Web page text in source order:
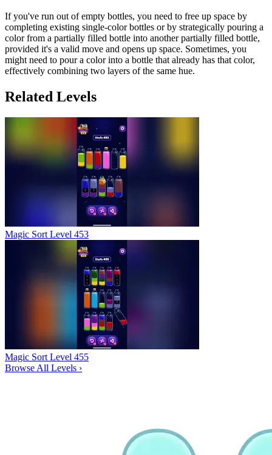
If you've run out of empty bottles, you need to free up space by
completing existing single-color bottles or by strategically pouring a
color from a partially filled bottle into another partially filled bottle,
provided it's a valid move and opens up space. Sometimes, you
might need to pour a color into a bottle that already has that color,
effectively combining two layers of the same hue.
Related Levels
Magic Sort Level 453
Magic Sort Level 455
Browse All Levels ›